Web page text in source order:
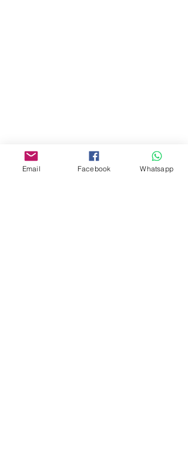
Mall,Nathan Road 534-538,
Yau Ma Tei, Hong Kong.
Email Facebook Whatsapp